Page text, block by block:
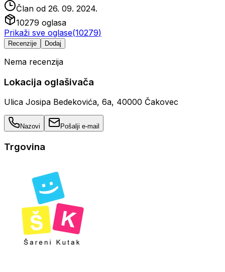
Član od 26. 09. 2024.
10279 oglasa
Prikaži sve oglase(10279)
Recenzije Dodaj
Nema recenzija
Lokacija oglašivača
Ulica Josipa Bedekovića, 6a, 40000 Čakovec
Nazovi Pošalji e-mail
Trgovina